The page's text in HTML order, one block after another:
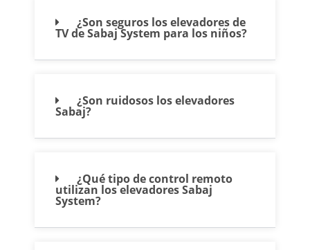
¿Son seguros los elevadores de
TV de Sabaj System para los niños?
¿Son ruidosos los elevadores
Sabaj?
¿Qué tipo de control remoto
utilizan los elevadores Sabaj
System?